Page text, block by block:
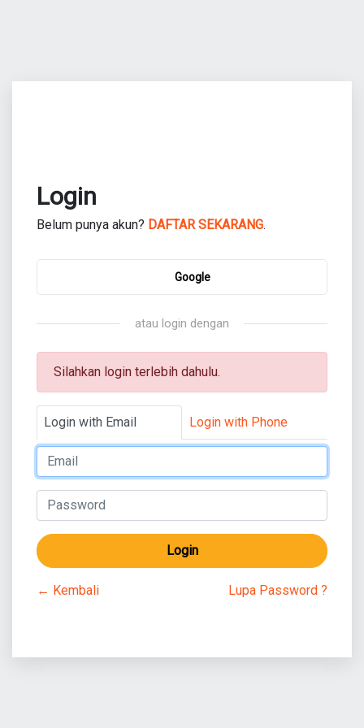
Login
Belum punya akun? DAFTAR SEKARANG.
Google
atau login dengan
Silahkan login terlebih dahulu.
Login with Email Login with Phone
Login
← Kembali Lupa Password ?